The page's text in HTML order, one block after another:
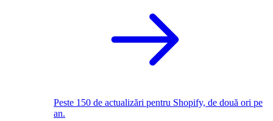
Peste 150 de actualizări pentru Shopify, de două ori pe
an.